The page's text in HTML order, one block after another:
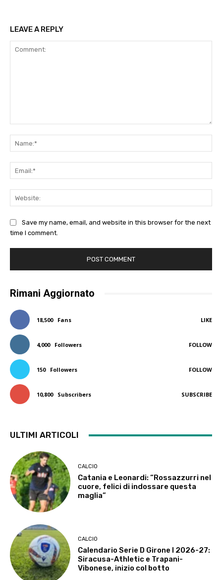
LEAVE A REPLY
Save my name, email, and website in this browser for the next
time I comment.
Rimani Aggiornato
18,500 Fans LIKE
4,000 Followers FOLLOW
150 Followers FOLLOW
10,800 Subscribers SUBSCRIBE
ULTIMI ARTICOLI
CALCIO
Catania e Leonardi: “Rossazzurri nel
cuore, felici di indossare questa
maglia”
CALCIO
Calendario Serie D Girone I 2026-27:
Siracusa-Athletic e Trapani-
Vibonese, inizio col botto